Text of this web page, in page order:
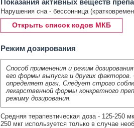
Показания активных веществ
Нарушения сна - бессонница
Открыть список кодов МКБ
Режим дозирования
Способ применения и режим
его формы выпуска и других
определяет врач. Следует строго
лекарственной формы конкретного
режиму дозирования.
Средняя терапевтическая доза - 125-250
250 мкг используется только в случае